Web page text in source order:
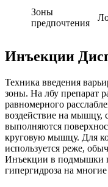
Зоны
предпочтения
Инъекции
Техника введения
зоны. На лбу препарат
равномерного
воздействие на мышцу,
выполняются
круговую мышцу. Для
используется реже,
Инъекции в подмышки
гипергидроза на